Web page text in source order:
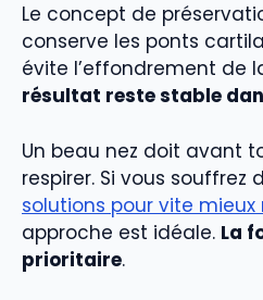
Le concept de
conserve les ponts
évite l’effondrement de
résultat reste stable
Un beau nez doit avant
respirer. Si vous souffrez
solutions pour vite mieux
approche est idéale. La
prioritaire.